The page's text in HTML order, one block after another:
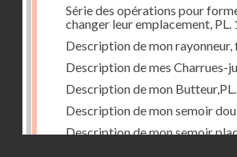
Série des opérations pour
changer leur emplacement, PL.
Description de mon rayonneur,
Description de mes Charrues-
Description de mon Butteur,PL.
Description de mon semoir
Description de mon semoir